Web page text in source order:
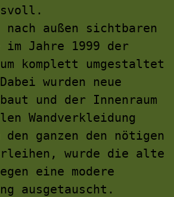
außen sichtbaren
im Jahre 1999 der
komplett umgestaltet
wurden neue
und der Innenraum
Wandverkleidung
ganzen den nötigen
wurde die alte
eine modere
ausgetauscht.